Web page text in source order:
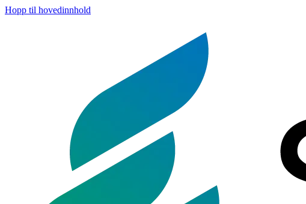
Hopp til hovedinnhold